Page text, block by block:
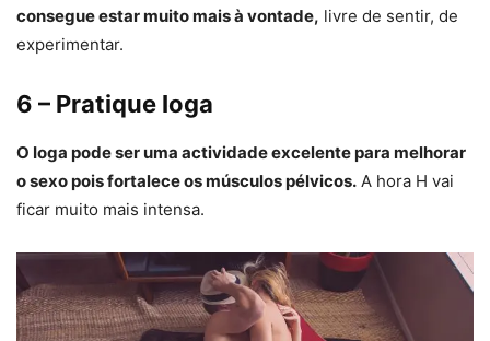
consegue estar muito mais à vontade, livre de sentir, de
experimentar.
6 – Pratique Ioga
O Ioga pode ser uma actividade excelente para melhorar
o sexo pois fortalece os músculos pélvicos. A hora H vai
ficar muito mais intensa.